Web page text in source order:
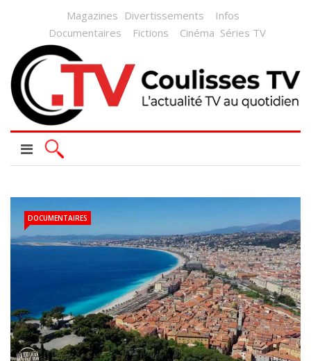
Magazines Divertissements
Infos
Documentaires
Fictions Cinéma Séries TV
DOCUMENTAIRES